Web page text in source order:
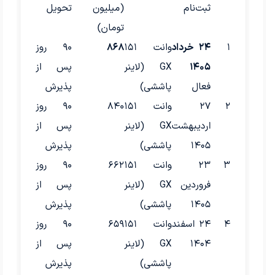
ثبت‌نام
(میلیون
تومان)
تحویل
۱
۲۴ خرداد
۱۴۰۵
فعال
وانت ۱۵۱
GX (لاینر
پاششی)
۸۶۸
۹۰ روز
پس از
پذیرش
۲
۲۷
اردیبهشت
۱۴۰۵
وانت ۱۵۱
GX (لاینر
پاششی)
۸۴۰
۹۰ روز
پس از
پذیرش
۳
۲۳
فروردین
۱۴۰۵
وانت ۱۵۱
GX (لاینر
پاششی)
۶۶۲
۹۰ روز
پس از
پذیرش
۴
۲۴ اسفند
۱۴۰۴
وانت ۱۵۱
GX (لاینر
پاششی)
۶۵۹
۹۰ روز
پس از
پذیرش